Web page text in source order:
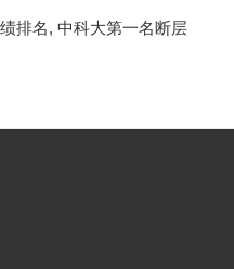
排名, 中科大第一名断层